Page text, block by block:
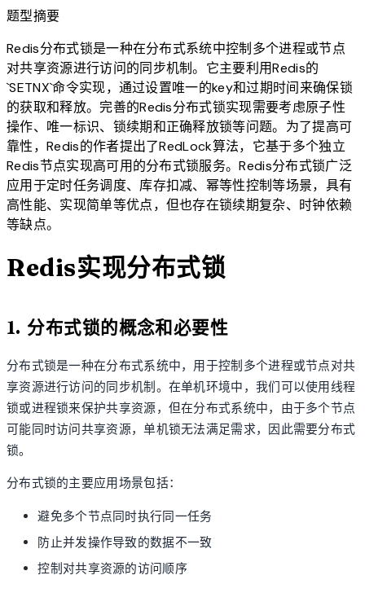
题型摘要
Redis分布式锁是一种在分布式系统中控制多个进程或节点
对共享资源进行访问的同步机制。它主要利用Redis的
`SETNX`命令实现，通过设置唯一的key和过期时间来确保锁
的获取和释放。完善的Redis分布式锁实现需要考虑原子性
操作、唯一标识、锁续期和正确释放锁等问题。为了提高可
靠性，Redis的作者提出了RedLock算法，它基于多个独立
Redis节点实现高可用的分布式锁服务。Redis分布式锁广泛
应用于定时任务调度、库存扣减、幂等性控制等场景，具有
高性能、实现简单等优点，但也存在锁续期复杂、时钟依赖
等缺点。
Redis实现分布式锁
1. 分布式锁的概念和必要性
分布式锁是一种在分布式系统中，用于控制多个进程或节点对共
享资源进行访问的同步机制。在单机环境中，我们可以使用线程
锁或进程锁来保护共享资源，但在分布式系统中，由于多个节点
可能同时访问共享资源，单机锁无法满足需求，因此需要分布式
锁。
分布式锁的主要应用场景包括：
避免多个节点同时执行同一任务
防止并发操作导致的数据不一致
控制对共享资源的访问顺序